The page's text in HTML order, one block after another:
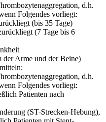
d.h.
Folgendes vorliegt:
(bis 35 Tage)
(7 Tage bis 6
der Arme und der Beine)
d.h.
Folgendes vorliegt:
Patienten nach
(ST-Strecken-Hebung),